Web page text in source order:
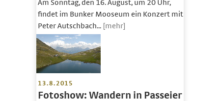
Am Sonntag, den 16. August, um 20 Uhr,
findet im Bunker Mooseum ein Konzert mit
Peter Autschbach... [mehr]
13.8.2015
Fotoshow: Wandern in Passeier